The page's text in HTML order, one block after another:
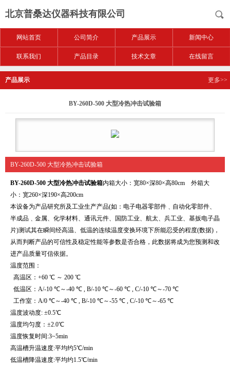
北京普桑达仪器科技有限公司
网站首页 公司简介 产品展示 新闻中心
联系我们 产品目录 技术文章 在线留言
产品展示 更多>>
BY-260D-500 大型冷热冲击试验箱
BY-260D-500 大型冷热冲击试验箱
BY-260D-500 大型冷热冲击试验箱内箱大小：宽80×深80×高80cm 外箱大
小：宽260×深190×高200cm
本设备为产品研究所及工业生产产品(如：电子电器零部件﹑自动化零部件、
半成品﹑金属、化学材料、通讯元件、国防工业、航太、兵工业、基扳电子晶
片)测试其在瞬间经高温、低温的连续温度变换环境下所能忍受的程度(数据)，
从而判断产品的可信性及稳定性能等参数是否合格，此数据将成为您预测和改
进产品质量可信依据。
温度范围：
高温区：+60 ℃ ～ 200 ℃
低温区：A/-10 ℃～-40 ℃ , B/-10 ℃～-60 ℃ , C/-10 ℃～-70 ℃
工作室：A/0 ℃～-40 ℃ , B/-10 ℃～-55 ℃ , C/-10 ℃～-65 ℃
温度波动度: ±0.5℃
温度均匀度：±2.0℃
温度恢复时间:3~5min
高温槽升温速度:平均约5℃/min
低温槽降温速度:平均约1.5℃/min